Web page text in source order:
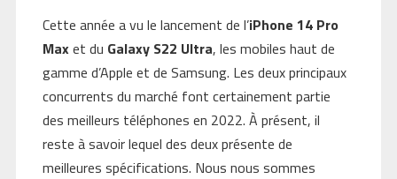
Cette année a vu le lancement de l’iPhone 14 Pro
Maxet du Galaxy S22 Ultra, les mobiles haut de
gamme d’Apple et de Samsung. Les deux principaux
concurrents du marché font certainement partie
des meilleurs téléphones en 2022. À présent, il
reste à savoir lequel des deux présente de
meilleures spécifications. Nous nous sommes